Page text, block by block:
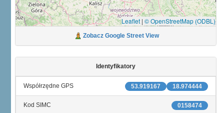
Leaflet | © OpenStreetMap (ODBL)
Zobacz Google Street View
Identyfikatory
18.974444
53.919167
Współrzędne GPS
0158474
Kod SIMC